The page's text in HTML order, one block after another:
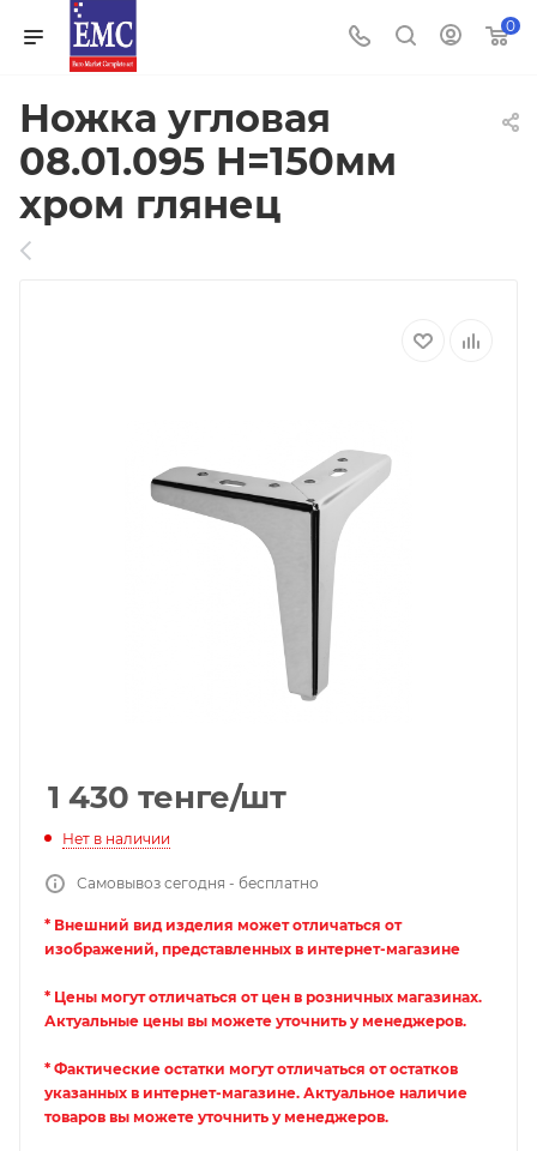
0
Ножка угловая
08.01.095 H=150мм
хром глянец
1 430 тенге/шт
Нет в наличии
Самовывоз сегодня - бесплатно
* Внешний вид изделия может отличаться от
изображений, представленных в интернет-магазине
* Цены могут отличаться от цен в розничных магазинах.
Актуальные цены вы можете уточнить у менеджеров.
* Фактические остатки могут отличаться от остатков
указанных в интернет-магазине. Актуальное наличие
товаров вы можете уточнить у менеджеров.